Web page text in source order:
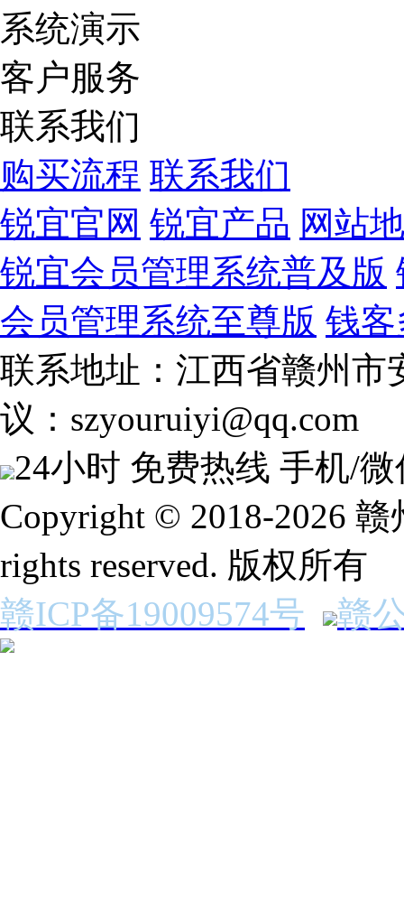
系统演示
客户服务
联系我们
购买流程 联系我们
锐宜官网 锐宜产品 网站
锐宜会员管理系统普及版
会员管理系统至尊版 钱
联系地址：江西省赣州市
议：szyouruiyi@qq.com
24小时 免费热线 手机/微
Copyright © 2018-2026
rights reserved. 版权所有
赣ICP备19009574号
赣